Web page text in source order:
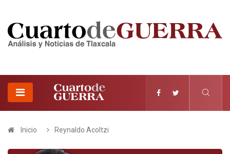
Inicio Reynaldo Acoltzi